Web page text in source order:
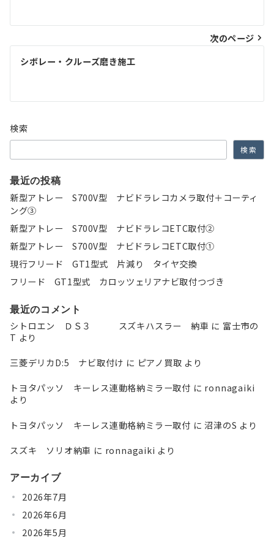
ビ
ゲ
シ
ョ
ン
次のページ
シボレー・クルーズ磨き施工
検索
検索
最近の投稿
新型アトレー S700V型 ナビドラレコカメラ取付＋コーティ
ング③
新型アトレー S700V型 ナビドラレコETC取付②
新型アトレー S700V型 ナビドラレコETC取付①
現行フリード GT1型式 片減り タイヤ交換
フリード GT1型式 カロッツェリアナビ取付つづき
最近のコメント
シトロエン ＤＳ３ スズキハスラー 納車 に 富士市の
T より
三菱デリカD:5 ナビ取付け に ピアノ買取 より
トヨタパッソ キーレス連動格納ミラー取付 に ronnagaiki
より
トヨタパッソ キーレス連動格納ミラー取付 に沼津のS より
スズキ ソリオ納車 に ronnagaiki より
アーカイブ
2026年7月
2026年6月
2026年5月